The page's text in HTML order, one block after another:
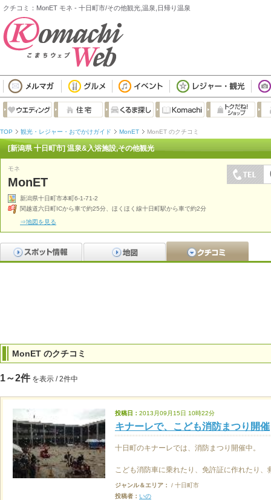
クチコミ：MonET モネ - 十日町市/その他観光,温泉,日帰り温泉
TOP 観光・レジャー・おでかけガイド MonET MonET のクチコミ
[新潟県 十日町市] 温泉&入浴施設,その他観光
モネ
MonET
新潟県十日町市本町6-1-71-2
関越道六日町ICから車で約25分、ほくほく線十日町駅から車で約2分
⇒地図を見る
MonET のクチコミ
1～2件 を表示 / 2件中
投稿日： 2013月09月15日 10時22分
キナーレで、こども消防まつり開催
十日町のキナーレでは、消防まつり開催中。
こども消防車に乗れたり、免許証に作れたり
ジャンル＆エリア：
/ 十日町市
投稿者： いの